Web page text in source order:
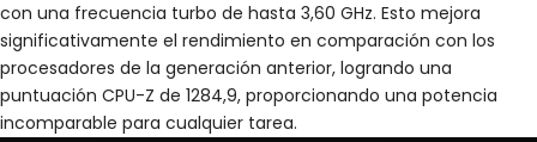
con una frecuencia turbo de hasta 3,60 GHz. Esto mejora
significativamente el rendimiento en comparación con los
procesadores de la generación anterior, logrando una
puntuación CPU-Z de 1284,9, proporcionando una potencia
incomparable para cualquier tarea.